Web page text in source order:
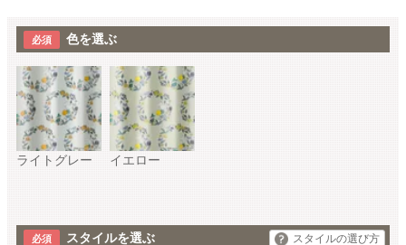
色を選ぶ
ライトグレー イエロー
スタイルを選ぶ スタイルの選び方